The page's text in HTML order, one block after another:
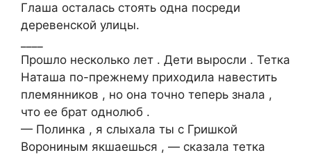
Глаша осталась стоять одна посреди
деревенской улицы.
Прошло несколько лет . Дети выросли . Тетка
Наташа по-прежнему приходила навестить
племянников , но она точно теперь знала ,
что ее брат однолюб .
— Полинка , я слыхала ты с Гришкой
Ворониным якшаешься , — сказала тетка